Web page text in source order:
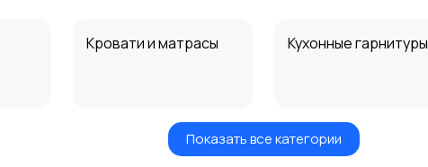
Кровати и матрасы Кухонные гарнитуры
Растения и семена
Показать все категории